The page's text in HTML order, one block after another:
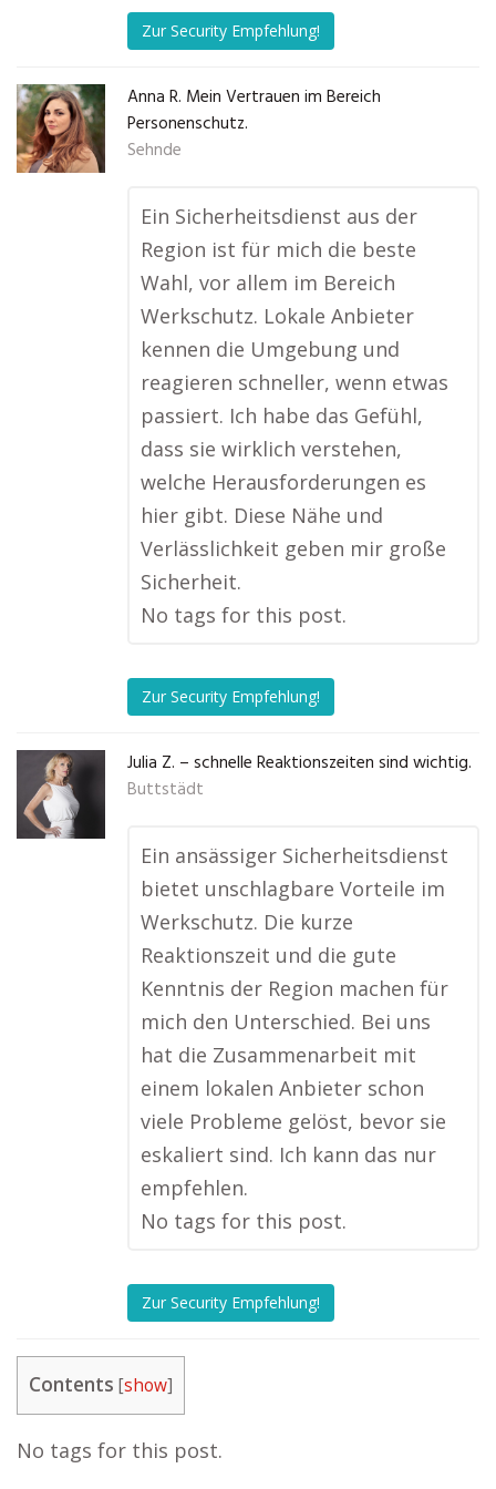
Zur Security Empfehlung!
Anna R. Mein Vertrauen im Bereich
Personenschutz.
Sehnde
Ein Sicherheitsdienst aus der
Region ist für mich die beste
Wahl, vor allem im Bereich
Werkschutz. Lokale Anbieter
kennen die Umgebung und
reagieren schneller, wenn etwas
passiert. Ich habe das Gefühl,
dass sie wirklich verstehen,
welche Herausforderungen es
hier gibt. Diese Nähe und
Verlässlichkeit geben mir große
Sicherheit.
No tags for this post.
Zur Security Empfehlung!
Julia Z. – schnelle Reaktionszeiten sind wichtig.
Buttstädt
Ein ansässiger Sicherheitsdienst
bietet unschlagbare Vorteile im
Werkschutz. Die kurze
Reaktionszeit und die gute
Kenntnis der Region machen für
mich den Unterschied. Bei uns
hat die Zusammenarbeit mit
einem lokalen Anbieter schon
viele Probleme gelöst, bevor sie
eskaliert sind. Ich kann das nur
empfehlen.
No tags for this post.
Zur Security Empfehlung!
Contents [show]
No tags for this post.